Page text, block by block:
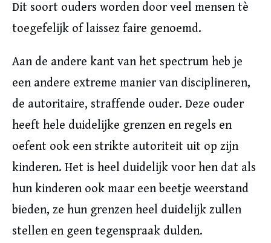
Dit soort ouders worden door veel mensen tè
toegefelijk of laissez faire genoemd.
Aan de andere kant van het spectrum heb je
een andere extreme manier van disciplineren,
de autoritaire, straffende ouder. Deze ouder
heeft hele duidelijke grenzen en regels en
oefent ook een strikte autoriteit uit op zijn
kinderen. Het is heel duidelijk voor hen dat als
hun kinderen ook maar een beetje weerstand
bieden, ze hun grenzen heel duidelijk zullen
stellen en geen tegenspraak dulden.